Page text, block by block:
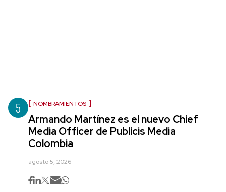
5 NOMBRAMIENTOS
Armando Martínez es el nuevo Chief
Media Officer de Publicis Media
Colombia
agosto 5, 2026